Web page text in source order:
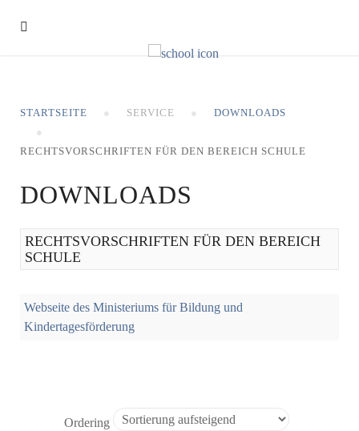
STARTSEITE SERVICE DOWNLOADS
RECHTSVORSCHRIFTEN FÜR DEN BEREICH SCHULE
DOWNLOADS
RECHTSVORSCHRIFTEN FÜR DEN BEREICH
SCHULE
Webseite des Ministeriums für Bildung und
Kindertagesförderung
Ordering